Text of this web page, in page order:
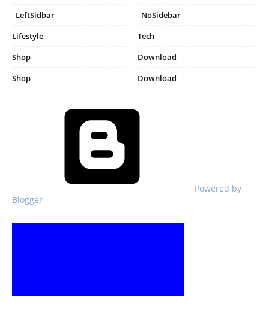
_LeftSidbar
_NoSidebar
Lifestyle
Tech
Shop
Download
Shop
Download
Powered by
Blogger